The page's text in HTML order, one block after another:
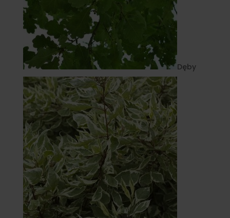
Dęby